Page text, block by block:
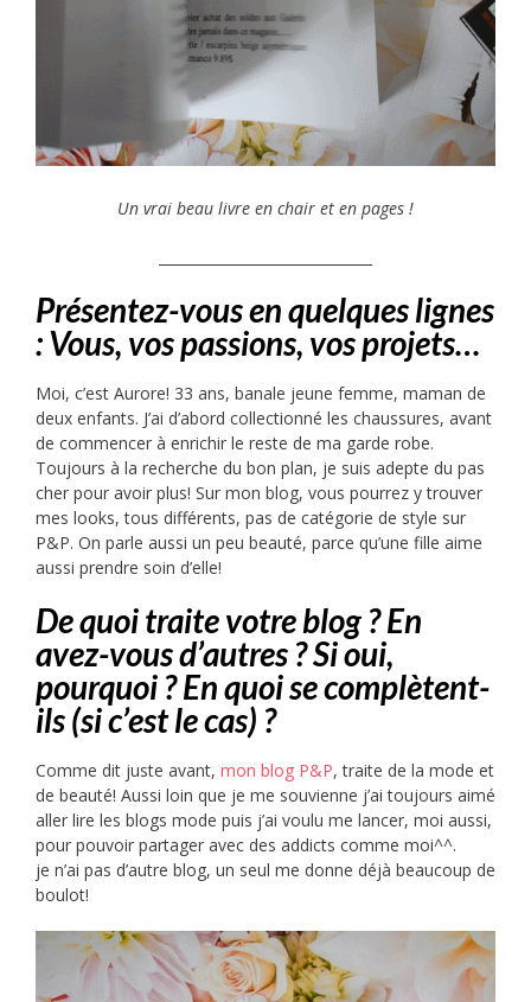
Un vrai beau livre en chair et en pages !
Présentez-vous en quelques lignes
: Vous, vos passions, vos projets…
Moi, c’est Aurore! 33 ans, banale jeune femme, maman de
deux enfants. J’ai d’abord collectionné les chaussures, avant
de commencer à enrichir le reste de ma garde robe.
Toujours à la recherche du bon plan, je suis adepte du pas
cher pour avoir plus! Sur mon blog, vous pourrez y trouver
mes looks, tous différents, pas de catégorie de style sur
P&P. On parle aussi un peu beauté, parce qu’une fille aime
aussi prendre soin d’elle!
De quoi traite votre blog ? En
avez-vous d’autres ? Si oui,
pourquoi ?En quoi se complètent-
ils (si c’est le cas) ?
Comme dit juste avant, mon blog P&P, traite de la mode et
de beauté! Aussi loin que je me souvienne j’ai toujours aimé
aller lire les blogs mode puis j’ai voulu me lancer, moi aussi,
pour pouvoir partager avec des addicts comme moi^^.
je n’ai pas d’autre blog, un seul me donne déjà beaucoup de
boulot!